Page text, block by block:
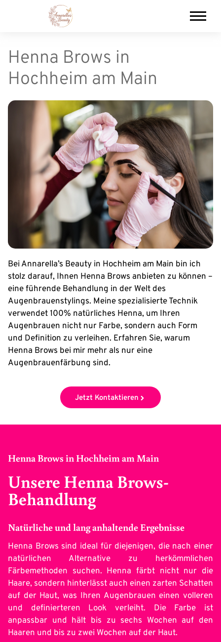
Henna Brows in
Hochheim am Main
Bei Annarella’s Beauty in Hochheim am Main bin ich
stolz darauf, Ihnen Henna Brows anbieten zu können –
eine führende Behandlung in der Welt des
Augenbrauenstylings. Meine spezialisierte Technik
verwendet 100% natürliches Henna, um Ihren
Augenbrauen nicht nur Farbe, sondern auch Form
und Definition zu verleihen. Erfahren Sie, warum
Henna Brows bei mir mehr als nur eine
Augenbrauenfärbung sind.
Jetzt Kontaktieren
Henna Brows in Hochheim am Main
Unsere Henna Brows-
Behandlung
Natürliche und lang anhaltende Ergebnisse
Henna Brows sind ideal für diejenigen, die nach einer
natürlichen Alternative zu herkömmlichen
Färbemethoden suchen. Henna färbt nicht nur die
Haare, sondern hinterlässt auch einen zarten Schatten
auf der Haut, was Ihren Augenbrauen einen volleren
und definierteren Look verleiht. Die Farbe ist
anpassbar und hält bis zu sechs Wochen auf den
Haaren und bis zu zwei Wochen auf der Haut.